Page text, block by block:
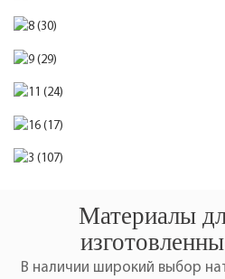
Материалы
В наличии широкий выбор